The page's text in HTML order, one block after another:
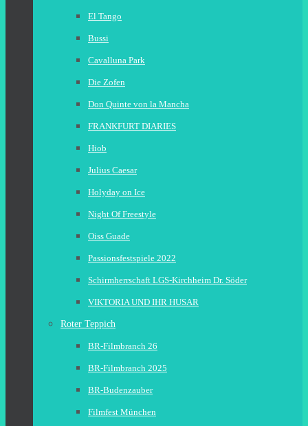
El Tango
Bussi
Cavalluna Park
Die Zofen
Don Quinte von la Mancha
FRANKFURT DIARIES
Hiob
Julius Caesar
Holyday on Ice
Night Of Freestyle
Oiss Guade
Passionsfestspiele 2022
Schirmherrschaft LGS-Kirchheim Dr. Söder
VIKTORIA UND IHR HUSAR
Roter Teppich
BR-Filmbranch 26
BR-Filmbranch 2025
BR-Budenzauber
Filmfest München